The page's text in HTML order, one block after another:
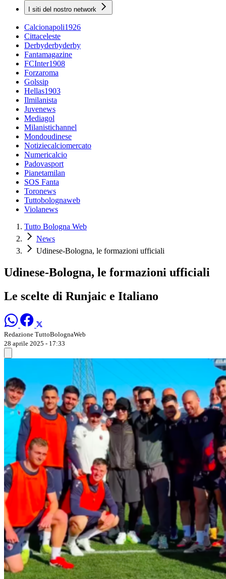
I siti del nostro network
Calcionapoli1926
Cittaceleste
Derbyderbyderby
Fantamagazine
FCInter1908
Forzaroma
Golssip
Hellas1903
Ilmilanista
Juvenews
Mediagol
Milanistichannel
Mondoudinese
Notiziecalciomercato
Numericalcio
Padovasport
Pianetamilan
SOS Fanta
Toronews
Tuttobolognaweb
Violanews
Tutto Bologna Web
News
Udinese-Bologna, le formazioni ufficiali
Udinese-Bologna, le formazioni ufficiali
Le scelte di Runjaic e Italiano
Redazione TuttoBolognaWeb
28 aprile 2025 - 17:33